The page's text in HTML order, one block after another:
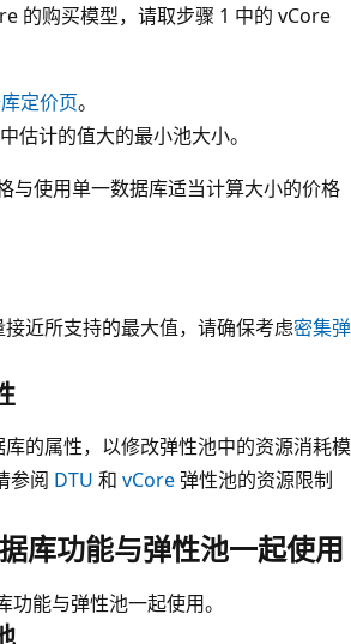
的购买模型，请取步骤 1 中的 vCore
定价页。
估计的值大的最小池大小。
与使用单一数据库适当计算大小的价格
近所支持的最大值，请确保考虑密集弹
的属性，以修改弹性池中的资源消耗模
参阅 DTU 和 vCore 弹性池的资源限制
库功能与弹性池一起使用
功能与弹性池一起使用。